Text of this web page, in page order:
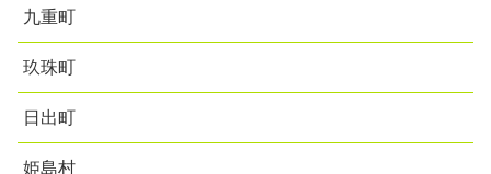
九重町
玖珠町
日出町
姫島村